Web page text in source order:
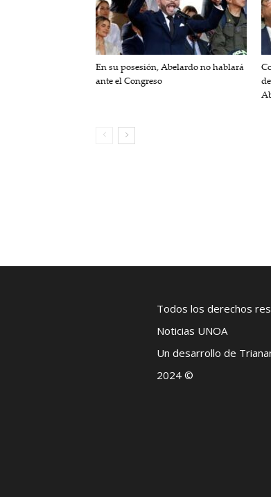
En su posesión, Abelardo no hablará
ante el Congreso
Todos los derechos
Noticias UNOA
Un desarrollo de
2024 ©